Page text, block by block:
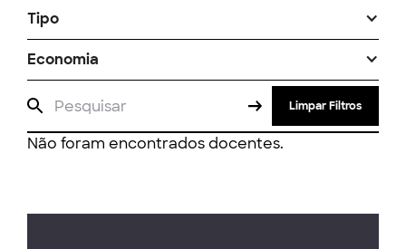
Tipo
Economia
Limpar Filtros
Não foram encontrados docentes.